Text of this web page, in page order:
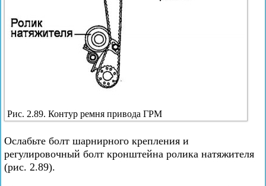
Рис. 2.89. Контур ремня привода ГРМ
Ослабьте болт шарнирного крепления и
регулировочный болт кронштейна ролика натяжителя
(рис. 2.89).